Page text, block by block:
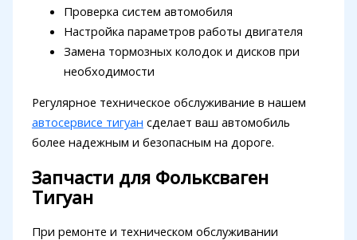
Проверка систем автомобиля
Настройка параметров работы двигателя
Замена тормозных колодок и дисков при
необходимости
Регулярное техническое обслуживание в нашем
автосервисе тигуан сделает ваш автомобиль
более надежным и безопасным на дороге.
Запчасти для Фольксваген
Тигуан
При ремонте и техническом обслуживании